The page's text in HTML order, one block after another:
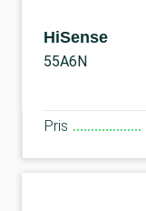
HiSense
55A6N
Pris